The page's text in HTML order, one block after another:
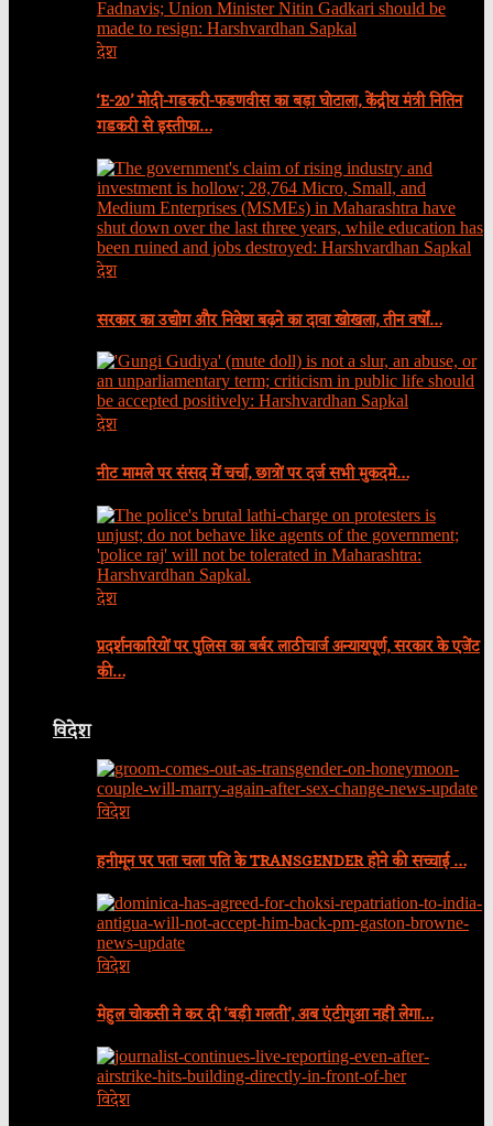
देश
‘E-20’ मोदी-गडकरी-फडणवीस का बड़ा घोटाला, केंद्रीय मंत्री नितिन
गडकरी से इस्तीफा…
देश
सरकार का उद्योग और निवेश बढ़ने का दावा खोखला, तीन वर्षों…
देश
नीट मामले पर संसद में चर्चा, छात्रों पर दर्ज सभी मुकदमे…
देश
प्रदर्शनकारियों पर पुलिस का बर्बर लाठीचार्ज अन्यायपूर्ण, सरकार के एजेंट
की…
विदेश
विदेश
हनीमून पर पता चला पति के TRANSGENDER होने की सच्चाई …
विदेश
मेहुल चोकसी ने कर दी ‘बड़ी गलती’, अब एंटीगुआ नहीं लेगा…
विदेश